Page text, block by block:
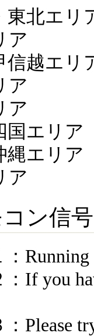
北エリ
ア
越エリ
ア
ア
エリア
エリア
ア
ン信号
Running
If you
Please